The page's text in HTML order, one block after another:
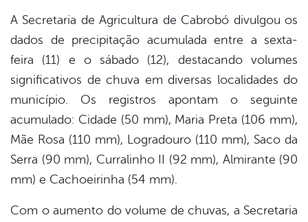
A Secretaria de Agricultura de Cabrobó divulgou os
dados de precipitação acumulada entre a sexta-
feira (11) e o sábado (12), destacando volumes
significativos de chuva em diversas localidades do
município. Os registros apontam o seguinte
acumulado: Cidade (50 mm), Maria Preta (106 mm),
Mãe Rosa (110 mm), Logradouro (110 mm), Saco da
Serra (90 mm), Curralinho II (92 mm), Almirante (90
mm) e Cachoeirinha (54 mm).
Com o aumento do volume de chuvas, a Secretaria